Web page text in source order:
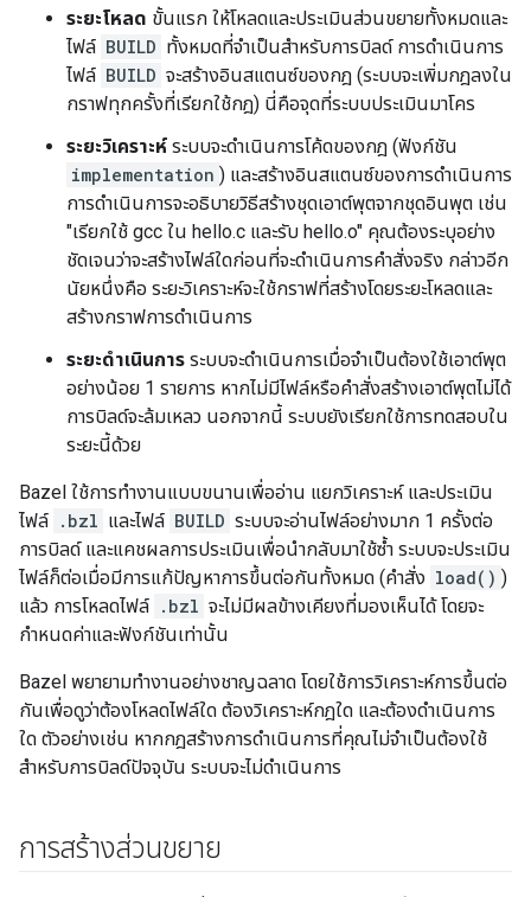
ระยะโหลด ขั้นแรก ให้โหลดและประเมินส่วนขยายทั้งหมดและ
ไฟล์ BUILD ทั้งหมดที่จำเป็นสำหรับการบิลด์ การดำเนินการ
ไฟล์ BUILD จะสร้างอินสแตนซ์ของกฎ (ระบบจะเพิ่มกฎลงใน
กราฟทุกครั้งที่เรียกใช้กฎ) นี่คือจุดที่ระบบประเมินมาโคร
ระยะวิเคราะห์ ระบบจะดำเนินการโค้ดของกฎ (ฟังก์ชัน
implementation ) และสร้างอินสแตนซ์ของการดำเนินการ
การดำเนินการจะอธิบายวิธีสร้างชุดเอาต์พุตจากชุดอินพุต เช่น
"เรียกใช้ gcc ใน hello.c และรับ hello.o" คุณต้องระบุอย่าง
ชัดเจนว่าจะสร้างไฟล์ใดก่อนที่จะดำเนินการคำสั่งจริง กล่าวอีก
นัยหนึ่งคือ ระยะวิเคราะห์จะใช้กราฟที่สร้างโดยระยะโหลดและ
สร้างกราฟการดำเนินการ
ระยะดำเนินการ ระบบจะดำเนินการเมื่อจำเป็นต้องใช้เอาต์พุต
อย่างน้อย 1 รายการ หากไม่มีไฟล์หรือคำสั่งสร้างเอาต์พุตไม่ได้
การบิลด์จะล้มเหลว นอกจากนี้ ระบบยังเรียกใช้การทดสอบใน
ระยะนี้ด้วย
Bazel ใช้การทำงานแบบขนานเพื่ออ่าน แยกวิเคราะห์ และประเมิน
ไฟล์ .bzl และไฟล์ BUILD ระบบจะอ่านไฟล์อย่างมาก 1 ครั้งต่อ
การบิลด์ และแคชผลการประเมินเพื่อนำกลับมาใช้ซ้ำ ระบบจะประเมิน
ไฟล์ก็ต่อเมื่อมีการแก้ปัญหาการขึ้นต่อกันทั้งหมด (คำสั่ง load() )
แล้ว การโหลดไฟล์ .bzl จะไม่มีผลข้างเคียงที่มองเห็นได้ โดยจะ
กำหนดค่าและฟังก์ชันเท่านั้น
Bazel พยายามทำงานอย่างชาญฉลาด โดยใช้การวิเคราะห์การขึ้นต่อ
กันเพื่อดูว่าต้องโหลดไฟล์ใด ต้องวิเคราะห์กฎใด และต้องดำเนินการ
ใด ตัวอย่างเช่น หากกฎสร้างการดำเนินการที่คุณไม่จำเป็นต้องใช้
สำหรับการบิลด์ปัจจุบัน ระบบจะไม่ดำเนินการ
การสร้างส่วนขยาย